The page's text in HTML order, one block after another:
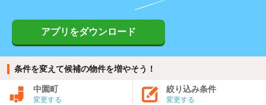
アプリをダウンロード
条件を変えて候補の物件を増やそう！
中園町
変更する
絞り込み条件
変更する